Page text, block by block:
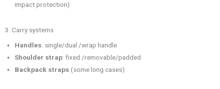
impact protection)
3. Carry systems
Handles: single/dual /wrap handle
Shoulder strap: fixed /removable/padded
Backpack straps (some long cases)